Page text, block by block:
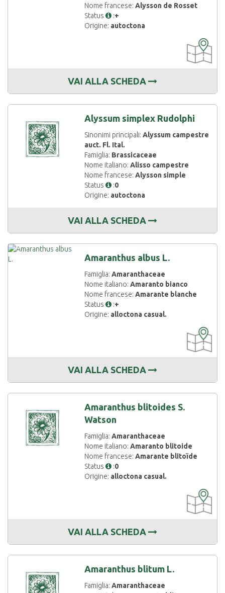
Nome francese:Alysson de Rosset
Status
:+
Origine: autoctona
DISPONIBILE
VAI ALLA SCHEDA
Alyssum simplex Rudolphi
Sinonimi principali:Alyssum campestre
auct. Fl. Ital.
Famiglia: Brassicaceae
Nome italiano:Alisso campestre
Nome francese:Alysson simple
Status
:0
Origine: autoctona
VAI ALLA SCHEDA
Amaranthus albus L.
Famiglia:Amaranthaceae
Nome italiano:Amaranto bianco
Nome francese:Amarante blanche
Status
:+
Origine: alloctona casual.
DISPONIBILE
VAI ALLA SCHEDA
Amaranthus blitoides S.
Watson
Famiglia:Amaranthaceae
Nome italiano:Amaranto blitoide
Nome francese:Amarante blitoïde
Status
:0
Origine: alloctona casual.
DISPONIBILE
VAI ALLA SCHEDA
Amaranthus blitum L.
Famiglia:Amaranthaceae